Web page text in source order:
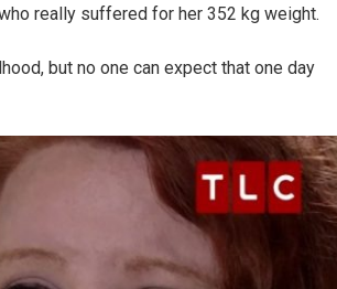
really suffered for her 352 kg weight.
but no one can expect that one day